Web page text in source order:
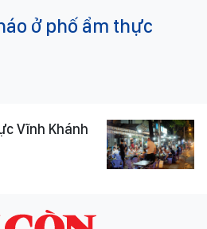
ở phố ẩm thực
Vĩnh Khánh